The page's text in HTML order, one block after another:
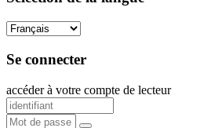
Se connecter
accéder à votre compte de lecteur